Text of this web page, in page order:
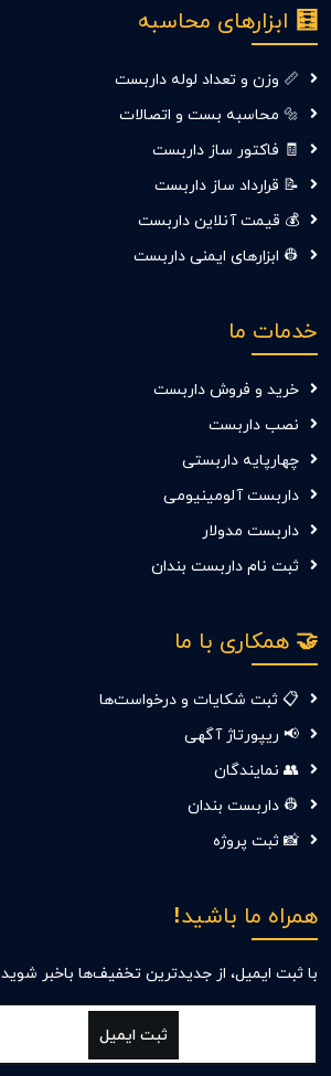
🧮 ابزارهای محاسبه
📏 وزن و تعداد لوله داربست
🔩 محاسبه بست و اتصالات
🧾 فاکتور ساز داربست
📝 قرارداد ساز داربست
💰 قیمت آنلاین داربست
👷‍ ابزارهای ایمنی داربست
خدمات ما
خرید و فروش داربست
نصب داربست
چهارپایه داربستی
داربست آلومینیومی
داربست مدولار
ثبت نام داربست بندان
🤝 همکاری با ما
📋 ثبت شکایات و درخواست‌ها
📢 ریپورتاژ آگهی
👥 نمایندگان
👷 داربست بندان
📸 ثبت پروژه
همراه ما باشید!
با ثبت ایمیل، از جدید‌ترین تخفیف‌ها با‌خبر شوید
ثبت ایمیل